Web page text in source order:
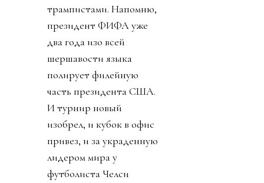
трампистами. Напомню,
президент ФИФА уже
два года изо всей
шершавости языка
полирует филейную
часть президента США.
И турнир новый
изобрел, и кубок в офис
привез, и за украденную
лидером мира у
футболиста Челси